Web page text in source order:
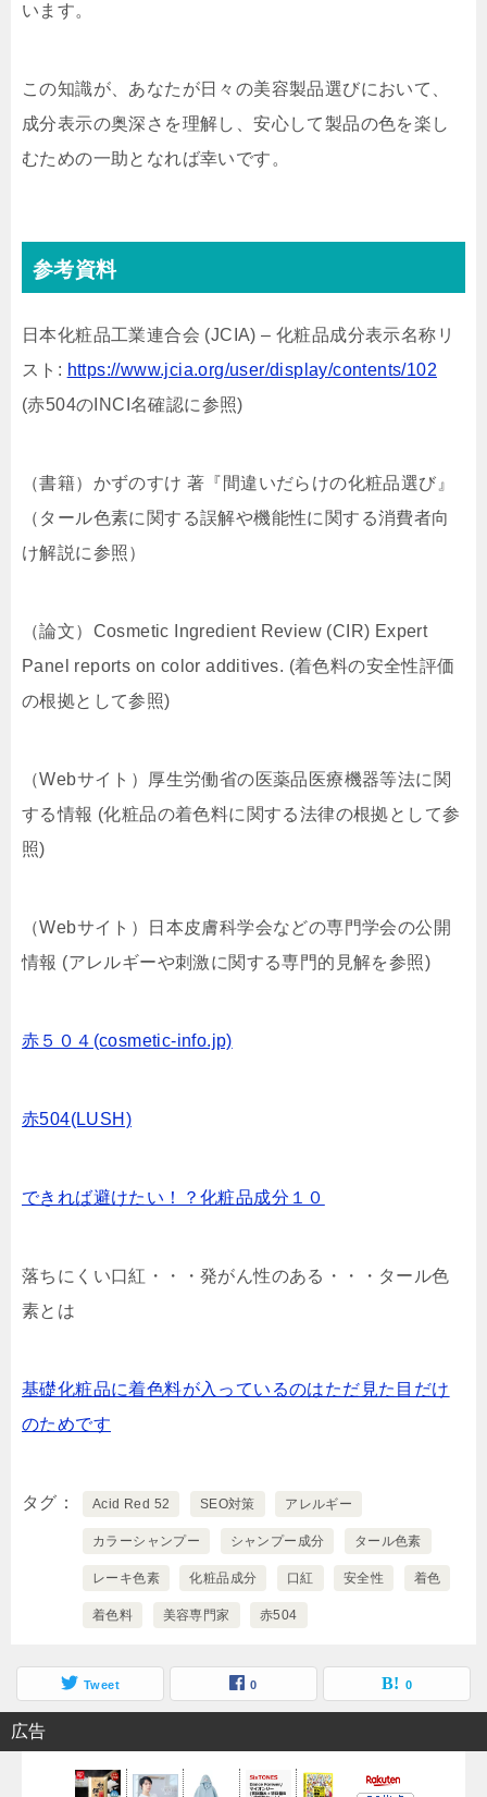
います。
この知識が、あなたが日々の美容製品選びにおいて、
成分表示の奥深さを理解し、安心して製品の色を楽し
むための一助となれば幸いです。
参考資料
日本化粧品工業連合会 (JCIA) – 化粧品成分表示名称リ
スト: https://www.jcia.org/user/display/contents/102
(赤504のINCI名確認に参照)
（書籍）かずのすけ 著『間違いだらけの化粧品選び』
（タール色素に関する誤解や機能性に関する消費者向
け解説に参照）
（論文）Cosmetic Ingredient Review (CIR) Expert
Panel reports on color additives. (着色料の安全性評価
の根拠として参照)
（Webサイト）厚生労働省の医薬品医療機器等法に関
する情報 (化粧品の着色料に関する法律の根拠として参
照)
（Webサイト）日本皮膚科学会などの専門学会の公開
情報 (アレルギーや刺激に関する専門的見解を参照)
赤５０４(cosmetic-info.jp)
赤504(LUSH)
できれば避けたい！？化粧品成分１０
落ちにくい口紅・・・発がん性のある・・・タール色
素とは
基礎化粧品に着色料が入っているのはただ見た目だけ
のためです
タグ Acid Red 52 SEO対策 アレルギー
カラーシャンプー シャンプー成分 タール色素
レーキ色素 化粧品成分 口紅 安全性 着色
着色料 美容専門家 赤504
Tweet 0 0
広告